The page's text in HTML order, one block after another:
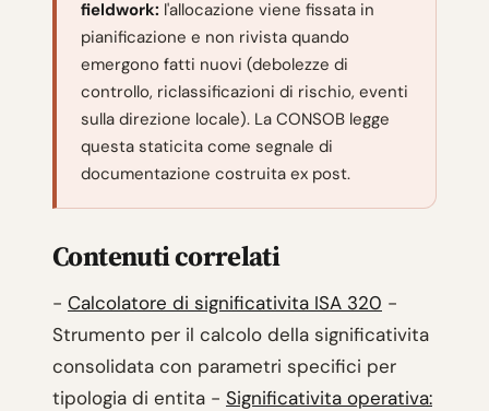
fieldwork: l'allocazione viene fissata in
pianificazione e non rivista quando
emergono fatti nuovi (debolezze di
controllo, riclassificazioni di rischio, eventi
sulla direzione locale). La CONSOB legge
questa staticita come segnale di
documentazione costruita ex post.
Contenuti correlati
- Calcolatore di significativita ISA 320 -
Strumento per il calcolo della significativita
consolidata con parametri specifici per
tipologia di entita - Significativita operativa: